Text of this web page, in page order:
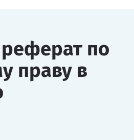
реферат по
праву в